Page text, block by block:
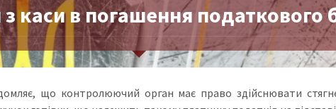
з каси в погашення податкового
що контролюючий орган має право здійснювати